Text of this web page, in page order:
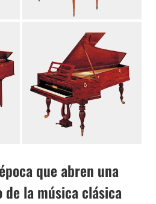
que abren una
de la música clásica